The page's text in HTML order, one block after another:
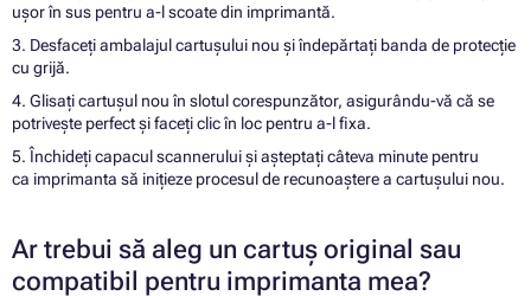
ușor în sus pentru a-l scoate din imprimantă.
3. Desfaceți ambalajul cartușului nou și îndepărtați banda de protecție
cu grijă.
4. Glisați cartușul nou în slotul corespunzător, asigurându-vă că se
potrivește perfect și faceți clic în loc pentru a-l fixa.
5. Închideți capacul scannerului și așteptați câteva minute pentru
ca imprimanta să inițieze procesul de recunoaștere a cartușului nou.
Ar trebui să aleg un cartuș original sau
compatibil pentru imprimanta mea?